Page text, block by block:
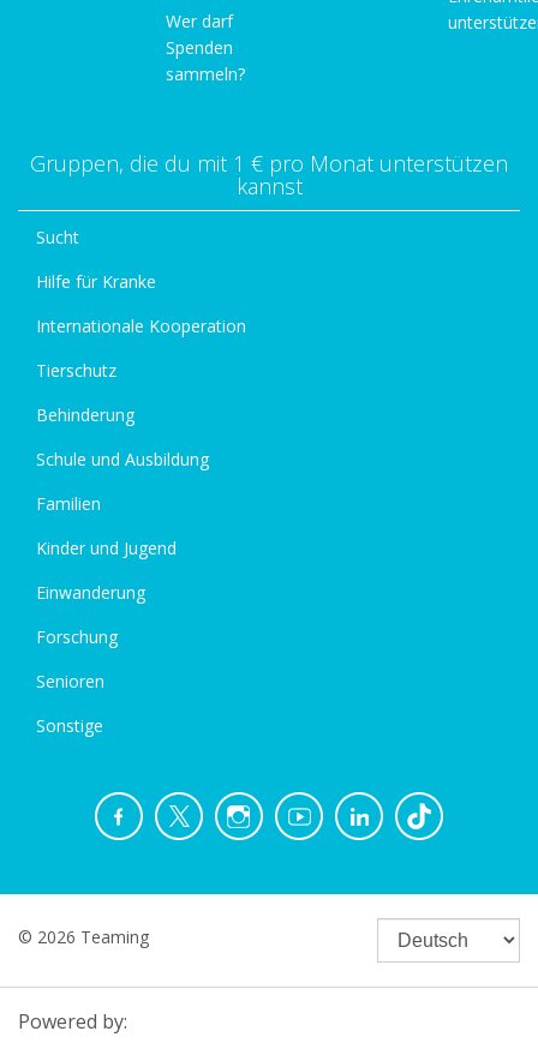
Wer darf
Spenden
sammeln?
Gruppen, die du mit 1 € pro Monat unterstützen
kannst
Sucht
Hilfe für Kranke
Internationale Kooperation
Tierschutz
Behinderung
Schule und Ausbildung
Familien
Kinder und Jugend
Einwanderung
Forschung
Senioren
Sonstige
© 2026 Teaming
Powered by: